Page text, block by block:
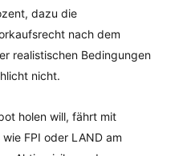
dazu die
nach dem
realistischen Bedingungen
nicht.
holen will, fährt mit
FPI oder LAND am